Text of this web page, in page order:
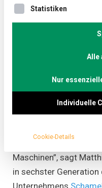
zu Räucherfisch und
zum
ist nach Franken
schwillt an, die Augen
später ist das
vorbei. Verantwortlich
Mitarbeiter
Maschinen”, sagt
in sechster
Statistiken
Alle
Nur
Individuelle
Cookie-Details